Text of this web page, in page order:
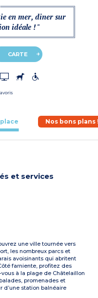
en mer, diner sur
idéale ! "
CARTE
Nos bons plans
et services
une ville tournée vers
les nombreux parcs et
avoisinants qui abritent
farniente, profitez des
à la plage de Châtelaillon
promenades et
station balnéaire